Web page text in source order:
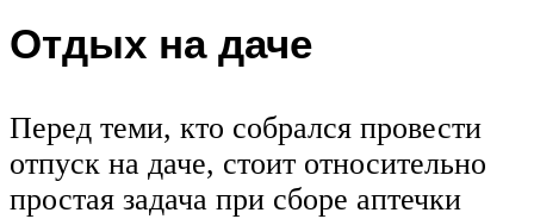
Отдых на даче
Перед теми, кто собрался провести
отпуск на даче, стоит относительно
простая задача при сборе аптечки